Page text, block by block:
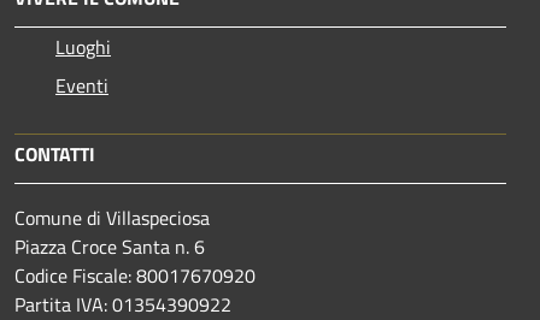
Luoghi
Eventi
CONTATTI
Comune di Villaspeciosa
Piazza Croce Santa n. 6
Codice Fiscale: 80017670920
Partita IVA: 01354390922